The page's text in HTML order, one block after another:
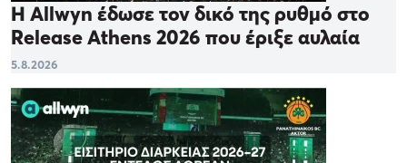
Η Allwyn έδωσε τον δικό της ρυθμό στο
Release Athens 2026 που έριξε αυλαία
5.8.2026